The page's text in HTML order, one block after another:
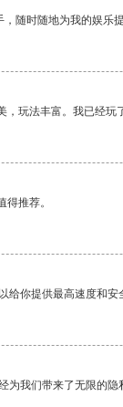
随时随地为我的娱乐提
玩法丰富。我已经玩
推荐。
给你提供最高速度和安
为我们带来了无限的隐